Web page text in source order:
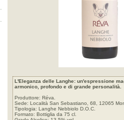
L'Eleganza delle Langhe: un'espressione
armonico, profondo e di grande personalità.
Produttore: Réva.
Sede: Località San Sebastiano, 68, 12065
Tipologia: Langhe Nebbiolo D.O.C.
Formato: Bottiglia da 75 cl.